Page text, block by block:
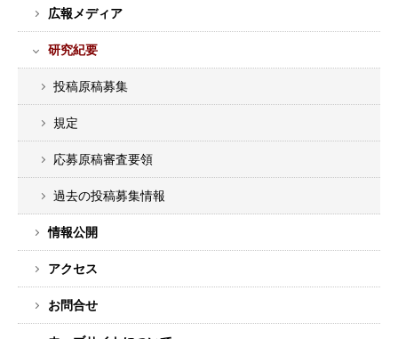
広報メディア
研究紀要
投稿原稿募集
規定
応募原稿審査要領
過去の投稿募集情報
情報公開
アクセス
お問合せ